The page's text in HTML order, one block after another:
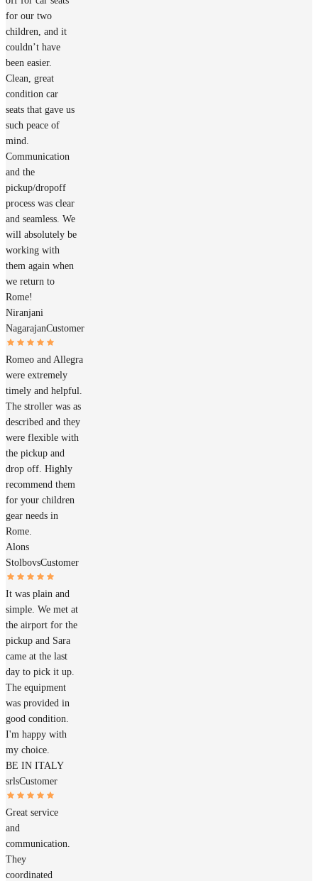
for our two
children, and it
couldn’t have
been easier.
Clean, great
condition car
seats that gave us
such peace of
mind.
Communication
and the
pickup/dropoff
process was clear
and seamless. We
will absolutely be
working with
them again when
we return to
Rome!
Niranjani
NagarajanCustomer
Romeo and Allegra
were extremely
timely and helpful.
The stroller was as
described and they
were flexible with
the pickup and
drop off. Highly
recommend them
for your children
gear needs in
Rome.
Alons
StolbovsCustomer
It was plain and
simple. We met at
the airport for the
pickup and Sara
came at the last
day to pick it up.
The equipment
was provided in
good condition.
I'm happy with
my choice.
BE IN ITALY
srlsCustomer
Great service
and
communication.
They
coordinated